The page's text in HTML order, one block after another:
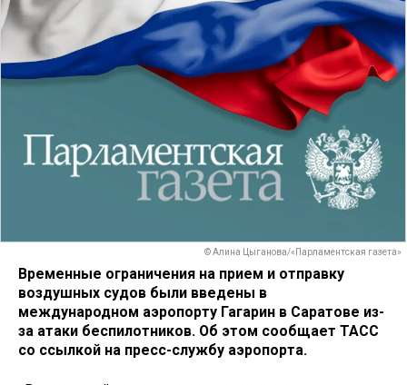
© Алина Цыганова/«Парламентская газета»
Временные ограничения на прием и отправку
воздушных судов были введены в
международном аэропорту Гагарин в Саратове из-
за атаки беспилотников. Об этом сообщает ТАСС
со ссылкой на пресс-службу аэропорта.